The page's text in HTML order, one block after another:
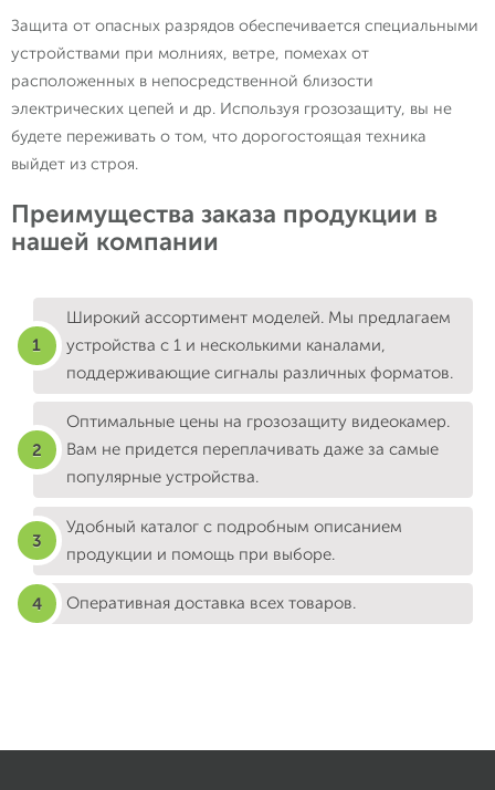
Защита от опасных разрядов обеспечивается специальными
устройствами при молниях, ветре, помехах от
расположенных в непосредственной близости
электрических цепей и др. Используя грозозащиту, вы не
будете переживать о том, что дорогостоящая техника
выйдет из строя.
Преимущества заказа продукции в
нашей компании
Широкий ассортимент моделей. Мы предлагаем
устройства с 1 и несколькими каналами,
поддерживающие сигналы различных форматов.
Оптимальные цены на грозозащиту видеокамер.
Вам не придется переплачивать даже за самые
популярные устройства.
Удобный каталог с подробным описанием
продукции и помощь при выборе.
Оперативная доставка всех товаров.